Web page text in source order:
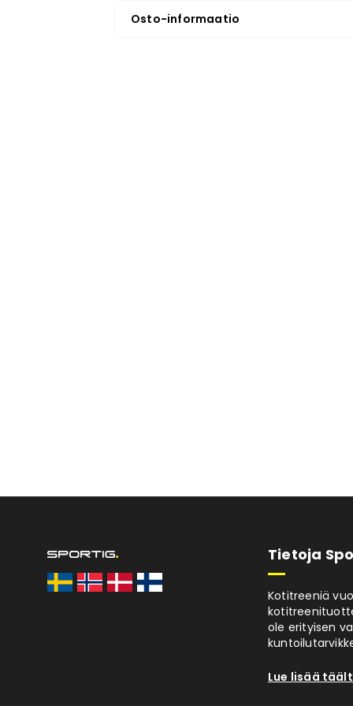
Osto-informaatio
Tietoja
Kotitreeniä
ole erityisen
Lue lisää